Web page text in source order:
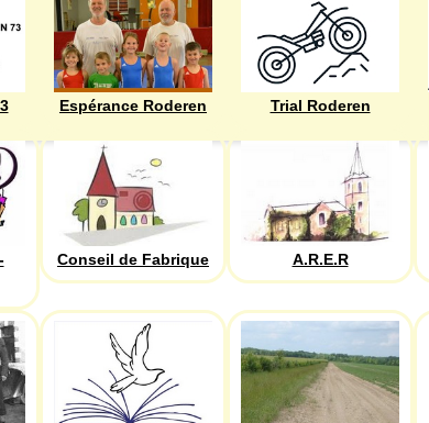
Espérance Roderen Trial Roderen
Conseil de Fabrique A.R.E.R